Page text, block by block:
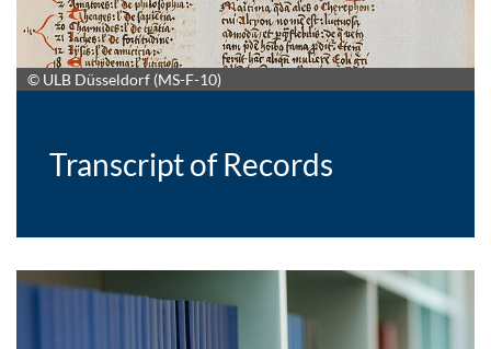
© ULB Düsseldorf (MS-F-10)
Transcript of Records